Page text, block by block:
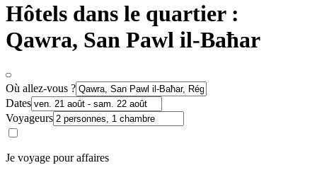
Hôtels dans le quartier :
Qawra, San Pawl il-Baħar
Où allez-vous ?
Dates
Voyageurs
Je voyage pour affaires